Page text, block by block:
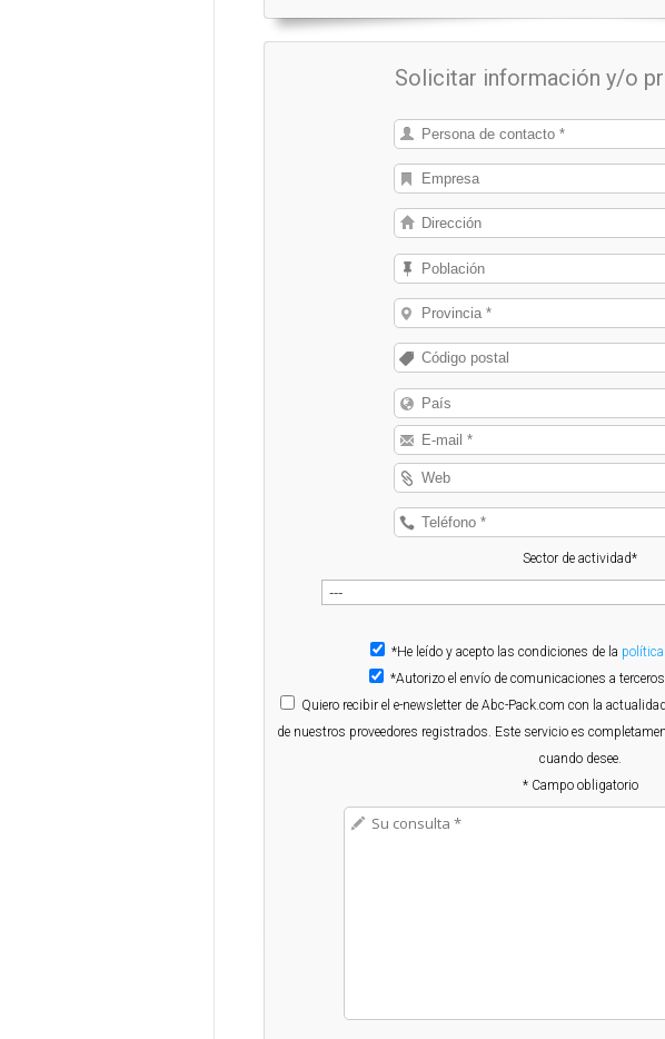
Solicitar información y/o
Sector de actividad*
*He leído y acepto las condiciones de la
*Autorizo el envío de comunicaciones a
Quiero recibir el e-newsletter de Abc-Pack.com con la
de nuestros proveedores registrados. Este servicio es
cuando desee.
* Campo obligatorio